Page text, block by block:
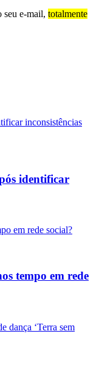
seu e-mail, totalmente
identificar
tempo em rede